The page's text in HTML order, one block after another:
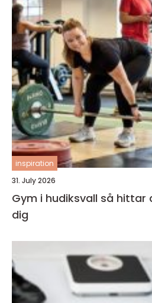
inspiration
31. July 2026
Gym i hudiksvall så hittar du rätt träning för
dig